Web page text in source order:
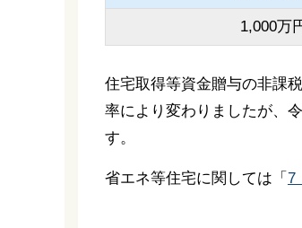
1,000万
住宅取得等資金贈与の非課
率により変わりましたが、
す。
省エネ等住宅に関しては「 7